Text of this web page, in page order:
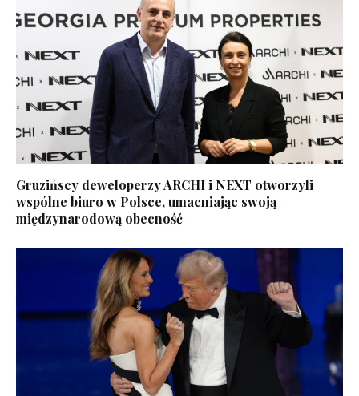
Gruzińscy deweloperzy ARCHI i NEXT otworzyli
wspólne biuro w Polsce, umacniając swoją
międzynarodową obecność